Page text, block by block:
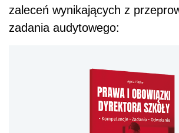
zaleceń wynikających z
zadania audytowego: